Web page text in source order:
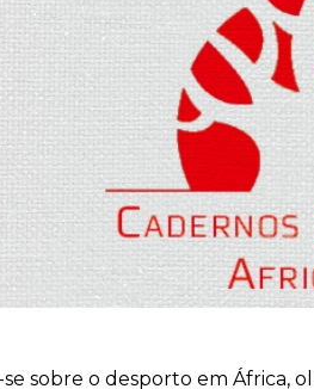
sobre o desporto em África,